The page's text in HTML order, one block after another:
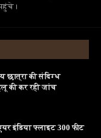
छात्रा की संदिग्ध
की कर रही जांच
इंडिया फ्लाइट 300 फीट